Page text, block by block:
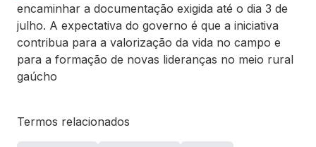
encaminhar a documentação exigida até o dia 3 de
julho. A expectativa do governo é que a iniciativa
contribua para a valorização da vida no campo e
para a formação de novas lideranças no meio rural
gaúcho
Termos relacionados